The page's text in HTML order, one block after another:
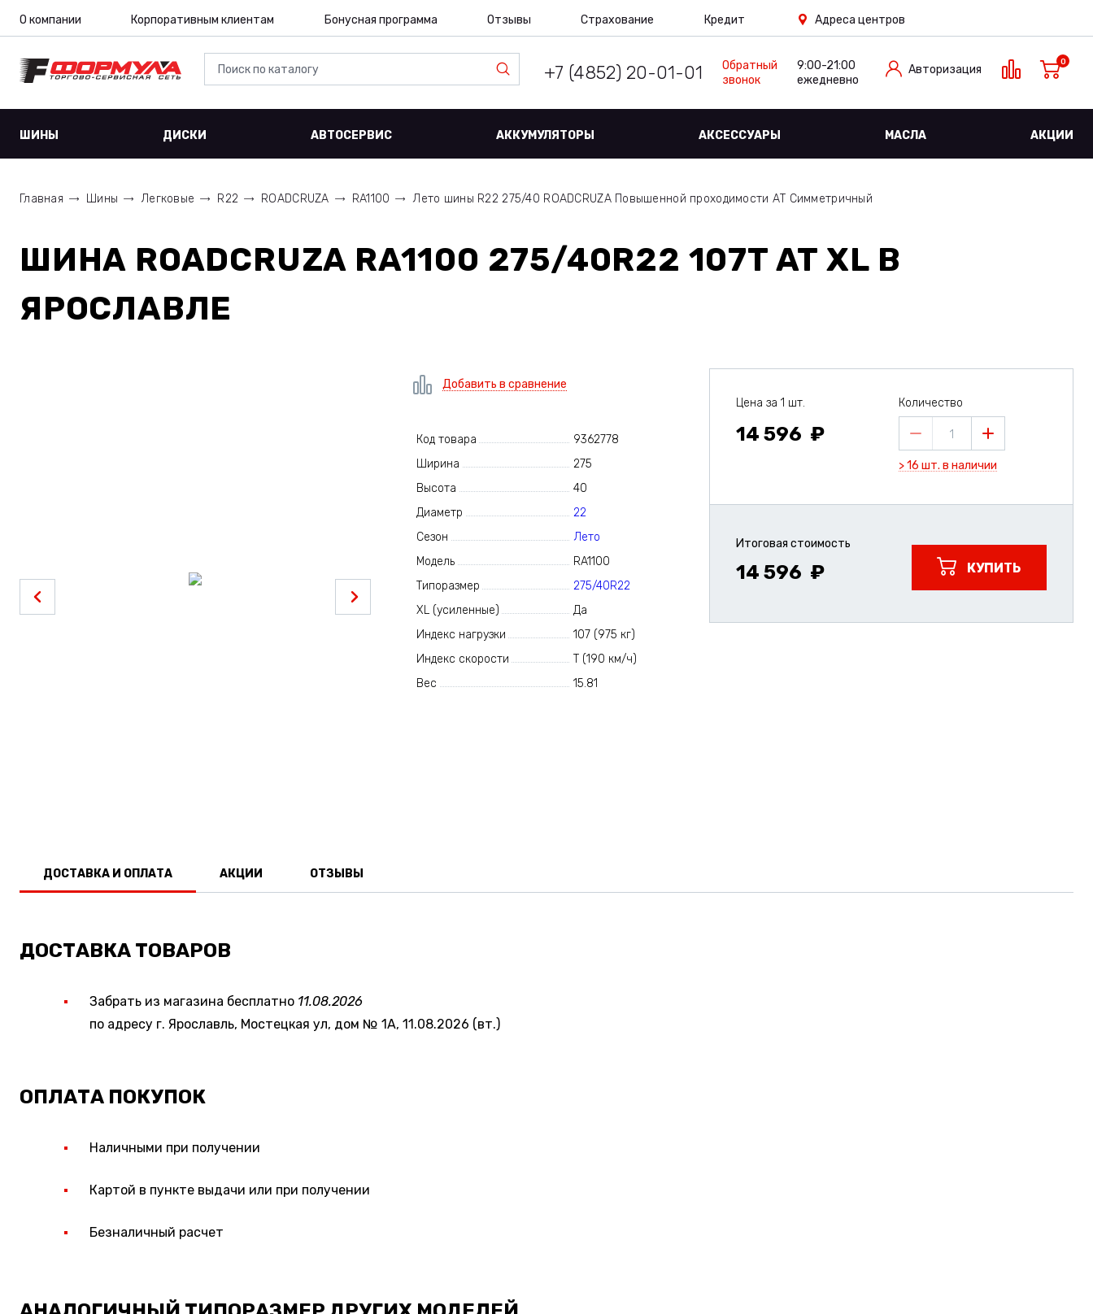
О компании Корпоративным клиентам Бонусная программа Отзывы Страхование Кредит Адреса центров
+7 (4852) 20-01-01
Обратный
звонок
9:00-21:00
ежедневно
Авторизация
0
ШИНЫ ДИСКИ АВТОСЕРВИС АККУМУЛЯТОРЫ АКСЕССУАРЫ МАСЛА АКЦИИ
Главная Шины Легковые R22 ROADCRUZA RA1100 Лето шины R22 275/40 ROADCRUZA Повышенной проходимости АТ Симметричный
ШИНА ROADCRUZA RA1100 275/40R22 107T AT XL В
ЯРОСЛАВЛЕ
Добавить в сравнение
Код товара
9362778
Ширина
275
Высота
40
Диаметр
22
Сезон
Лето
Модель
RA1100
Типоразмер
275/40R22
XL (усиленные)
Да
Индекс нагрузки
107 (975 кг)
Индекс скорости
T (190 км/ч)
Вес
15.81
Цена за 1 шт.
14 596
Количество
1
> 16 шт. в наличии
Итоговая стоимость
14 596 КУПИТЬ
ДОСТАВКА И ОПЛАТА АКЦИИ ОТЗЫВЫ
ДОСТАВКА ТОВАРОВ
Забрать из магазина бесплатно 11.08.2026
по адресу г. Ярославль, Мостецкая ул, дом № 1А, 11.08.2026 (вт.)
ОПЛАТА ПОКУПОК
Наличными при получении
Картой в пункте выдачи или при получении
Безналичный расчет